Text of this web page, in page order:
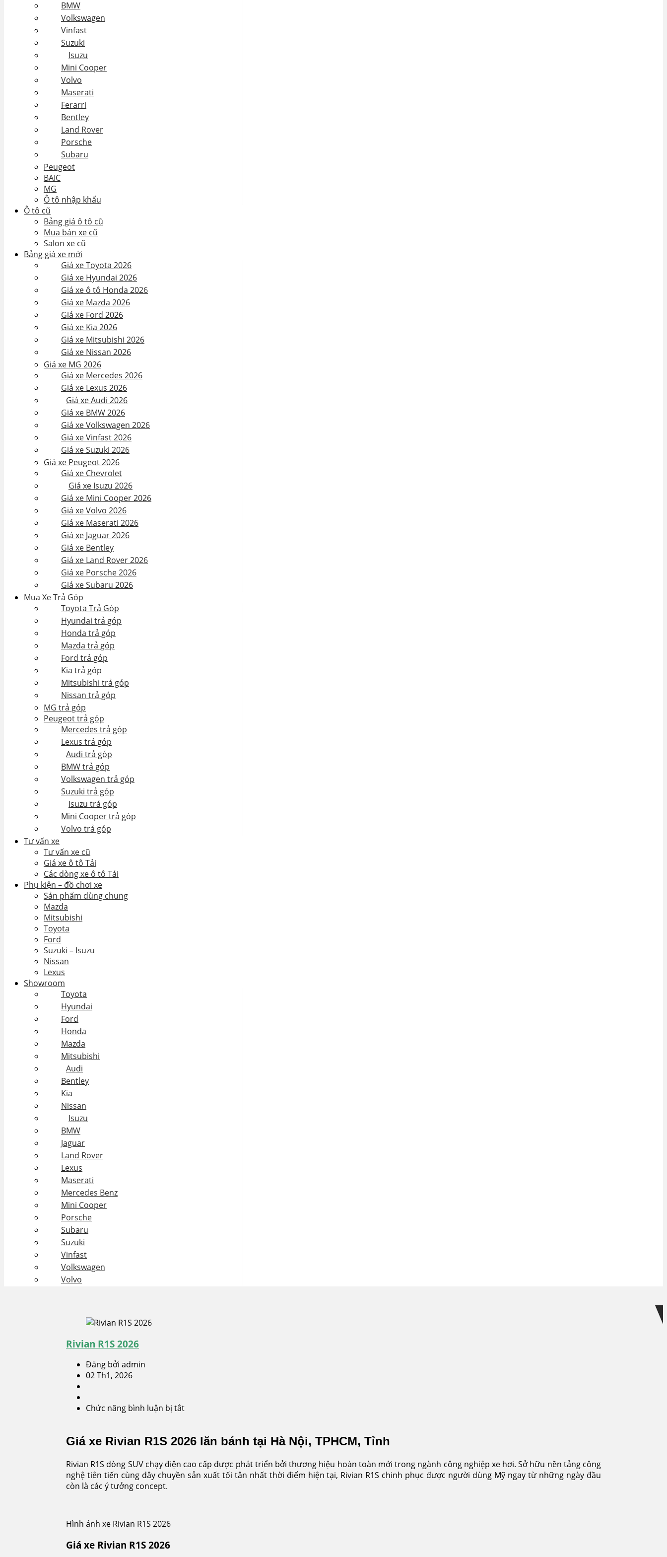
BMW
Volkswagen
Vinfast
Suzuki
Isuzu
Mini Cooper
Volvo
Maserati
Ferarri
Bentley
Land Rover
Porsche
Subaru
Peugeot
BAIC
MG
Ô tô nhập khẩu
Ô tô cũ
Bảng giá ô tô cũ
Mua bán xe cũ
Salon xe cũ
Bảng giá xe mới
Giá xe Toyota 2026
Giá xe Hyundai 2026
Giá xe ô tô Honda 2026
Giá xe Mazda 2026
Giá xe Ford 2026
Giá xe Kia 2026
Giá xe Mitsubishi 2026
Giá xe Nissan 2026
Giá xe MG 2026
Giá xe Mercedes 2026
Giá xe Lexus 2026
Giá xe Audi 2026
Giá xe BMW 2026
Giá xe Volkswagen 2026
Giá xe Vinfast 2026
Giá xe Suzuki 2026
Giá xe Peugeot 2026
Giá xe Chevrolet
Giá xe Isuzu 2026
Giá xe Mini Cooper 2026
Giá xe Volvo 2026
Giá xe Maserati 2026
Giá xe Jaguar 2026
Giá xe Bentley
Giá xe Land Rover 2026
Giá xe Porsche 2026
Giá xe Subaru 2026
Mua Xe Trả Góp
Toyota Trả Góp
Hyundai trả góp
Honda trả góp
Mazda trả góp
Ford trả góp
Kia trả góp
Mitsubishi trả góp
Nissan trả góp
MG trả góp
Peugeot trả góp
Mercedes trả góp
Lexus trả góp
Audi trả góp
BMW trả góp
Volkswagen trả góp
Suzuki trả góp
Isuzu trả góp
Mini Cooper trả góp
Volvo trả góp
Tư vấn xe
Tư vấn xe cũ
Giá xe ô tô Tải
Các dòng xe ô tô Tải
Phụ kiện – đồ chơi xe
Sản phẩm dùng chung
Mazda
Mitsubishi
Toyota
Ford
Suzuki – Isuzu
Nissan
Lexus
Showroom
Toyota
Hyundai
Ford
Honda
Mazda
Mitsubishi
Audi
Bentley
Kia
Nissan
Isuzu
BMW
Jaguar
Land Rover
Lexus
Maserati
Mercedes Benz
Mini Cooper
Porsche
Subaru
Suzuki
Vinfast
Volkswagen
Volvo
Rivian R1S 2026
Đăng bởi admin
02 Th1, 2026
Chức năng bình luận bị tắt
2026
Giá xe Rivian R1S 2026 lăn bánh tại Hà Nội, TPHCM, Tỉnh
Rivian R1S dòng SUV chạy điện cao cấp được phát triển bởi thương hiệu hoàn toàn mới trong ngành công nghiệp xe hơi. Sở hữu nền tảng công
nghệ tiên tiến cùng dây chuyền sản xuất tối tân nhất thời điểm hiện tại, Rivian R1S chinh phục được người dùng Mỹ ngay từ những ngày đầu
còn là các ý tưởng concept.
Hình ảnh xe Rivian R1S 2026
Giá xe Rivian R1S 2026